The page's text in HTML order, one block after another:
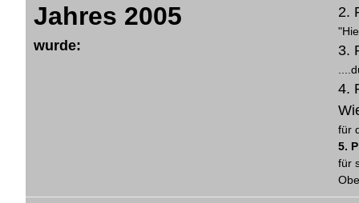
Jahres 2005
wurde:
2.
3.
4.
für
5.
für